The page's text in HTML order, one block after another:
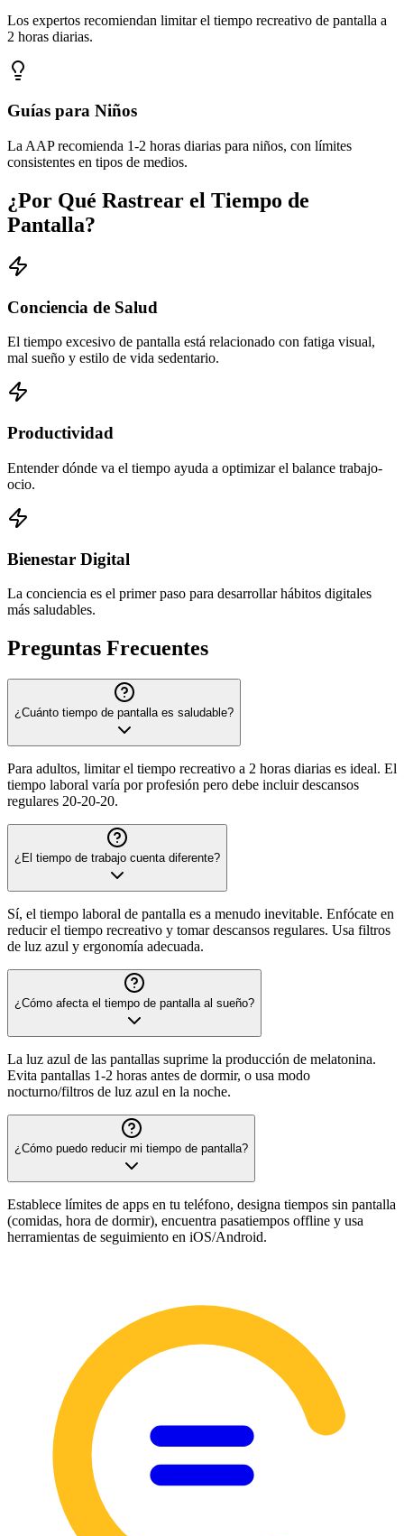
Los expertos recomiendan limitar el tiempo recreativo de pantalla a
2 horas diarias.
Guías para Niños
La AAP recomienda 1-2 horas diarias para niños, con límites
consistentes en tipos de medios.
¿Por Qué Rastrear el Tiempo de
Pantalla?
Conciencia de Salud
El tiempo excesivo de pantalla está relacionado con fatiga visual,
mal sueño y estilo de vida sedentario.
Productividad
Entender dónde va el tiempo ayuda a optimizar el balance trabajo-
ocio.
Bienestar Digital
La conciencia es el primer paso para desarrollar hábitos digitales
más saludables.
Preguntas Frecuentes
¿Cuánto tiempo de pantalla es saludable?
Para adultos, limitar el tiempo recreativo a 2 horas diarias es ideal. El
tiempo laboral varía por profesión pero debe incluir descansos
regulares 20-20-20.
¿El tiempo de trabajo cuenta diferente?
Sí, el tiempo laboral de pantalla es a menudo inevitable. Enfócate en
reducir el tiempo recreativo y tomar descansos regulares. Usa filtros
de luz azul y ergonomía adecuada.
¿Cómo afecta el tiempo de pantalla al sueño?
La luz azul de las pantallas suprime la producción de melatonina.
Evita pantallas 1-2 horas antes de dormir, o usa modo
nocturno/filtros de luz azul en la noche.
¿Cómo puedo reducir mi tiempo de pantalla?
Establece límites de apps en tu teléfono, designa tiempos sin pantalla
(comidas, hora de dormir), encuentra pasatiempos offline y usa
herramientas de seguimiento en iOS/Android.